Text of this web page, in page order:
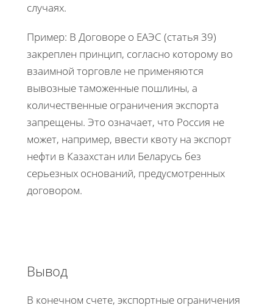
случаях.
Пример: В Договоре о ЕАЭС (статья 39)
закреплен принцип, согласно которому во
взаимной торговле не применяются
вывозные таможенные пошлины, а
количественные ограничения экспорта
запрещены. Это означает, что Россия не
может, например, ввести квоту на экспорт
нефти в Казахстан или Беларусь без
серьезных оснований, предусмотренных
договором.
​​​​​​​Вывод
В конечном счете, экспортные ограничения